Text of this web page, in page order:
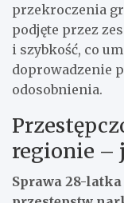
przekroczenia
podjęte przez
i szybkość, co
doprowadzenie
odosobnienia.
regionie –
Sprawa 28-